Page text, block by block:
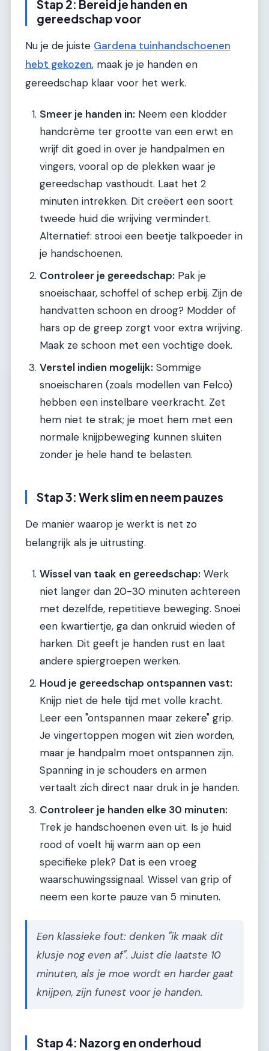
Stap 2: Bereid je handen en
gereedschap voor
Nu je de juiste Gardena tuinhandschoenen
hebt gekozen, maak je je handen en
gereedschap klaar voor het werk.
Smeer je handen in: Neem een klodder
handcrème ter grootte van een erwt en
wrijf dit goed in over je handpalmen en
vingers, vooral op de plekken waar je
gereedschap vasthoudt. Laat het 2
minuten intrekken. Dit creëert een soort
tweede huid die wrijving vermindert.
Alternatief: strooi een beetje talkpoeder in
je handschoenen.
Controleer je gereedschap: Pak je
snoeischaar, schoffel of schep erbij. Zijn de
handvatten schoon en droog? Modder of
hars op de greep zorgt voor extra wrijving.
Maak ze schoon met een vochtige doek.
Verstel indien mogelijk: Sommige
snoeischaren (zoals modellen van Felco)
hebben een instelbare veerkracht. Zet
hem niet te strak; je moet hem met een
normale knijpbeweging kunnen sluiten
zonder je hele hand te belasten.
Stap 3: Werk slim en neem pauzes
De manier waarop je werkt is net zo
belangrijk als je uitrusting.
Wissel van taak en gereedschap: Werk
niet langer dan 20-30 minuten achtereen
met dezelfde, repetitieve beweging. Snoei
een kwartiertje, ga dan onkruid wieden of
harken. Dit geeft je handen rust en laat
andere spiergroepen werken.
Houd je gereedschap ontspannen vast:
Knijp niet de hele tijd met volle kracht.
Leer een "ontspannen maar zekere" grip.
Je vingertoppen mogen wit zien worden,
maar je handpalm moet ontspannen zijn.
Spanning in je schouders en armen
vertaalt zich direct naar druk in je handen.
Controleer je handen elke 30 minuten:
Trek je handschoenen even uit. Is je huid
rood of voelt hij warm aan op een
specifieke plek? Dat is een vroeg
waarschuwingssignaal. Wissel van grip of
neem een korte pauze van 5 minuten.
Een klassieke fout: denken "ik maak dit
klusje nog even af". Juist die laatste 10
minuten, als je moe wordt en harder gaat
knijpen, zijn funest voor je handen.
Stap 4: Nazorg en onderhoud